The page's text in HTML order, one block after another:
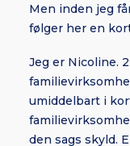
Men inden jeg
følger her en
Jeg er Nicoline.
umiddelbart i
den sags skyld.